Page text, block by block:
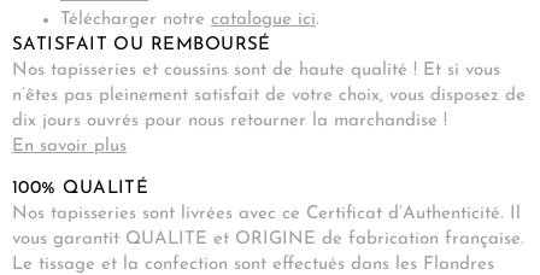
Télécharger notre catalogue ici.
SATISFAIT OU REMBOURSÉ
Nos tapisseries et coussins sont de haute qualité ! Et si vous
n’êtes pas pleinement satisfait de votre choix, vous disposez de
dix jours ouvrés pour nous retourner la marchandise !
En savoir plus
100% QUALITÉ
Nos tapisseries sont livrées avec ce Certificat d’Authenticité. Il
vous garantit QUALITE et ORIGINE de fabrication française.
Le tissage et la confection sont effectués dans les Flandres